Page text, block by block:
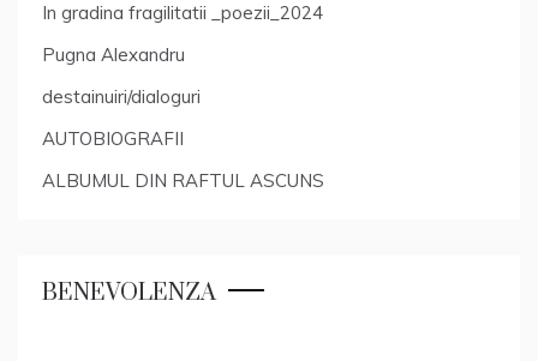
In gradina fragilitatii _poezii_2024
Pugna Alexandru
destainuiri/dialoguri
AUTOBIOGRAFII
ALBUMUL DIN RAFTUL ASCUNS
BENEVOLENZA